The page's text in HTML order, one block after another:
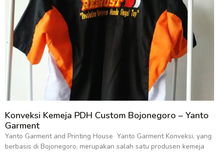
Konveksi Kemeja PDH Custom Bojonegoro – Yanto
Garment
Yanto Garment and Printing House Yanto Garment Konveksi, yang
berbasis di Bojonegoro, merupakan salah satu produsen kemeja